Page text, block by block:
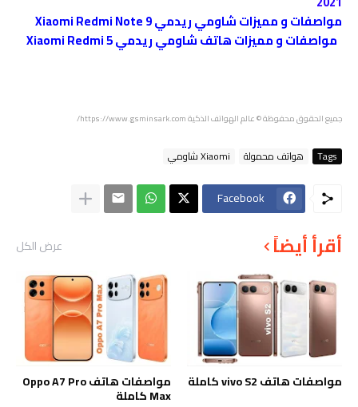
مواصفات و مميزات شاومي ريدمي Xiaomi Redmi Note 9
مواصفات و مميزات هاتف شاومي ريدمي Xiaomi Redmi 5
جميع الحقوق محفوظة© عالم الهواتف الذكية https://www.gsminsark.com/
Tags هواتف محمولة Xiaomi شاومي
Facebook
أقرأ أيضاً عرض الكل
مواصفات هاتف vivo S2 كاملة مواصفات هاتف Oppo A7 Pro
Max كاملة